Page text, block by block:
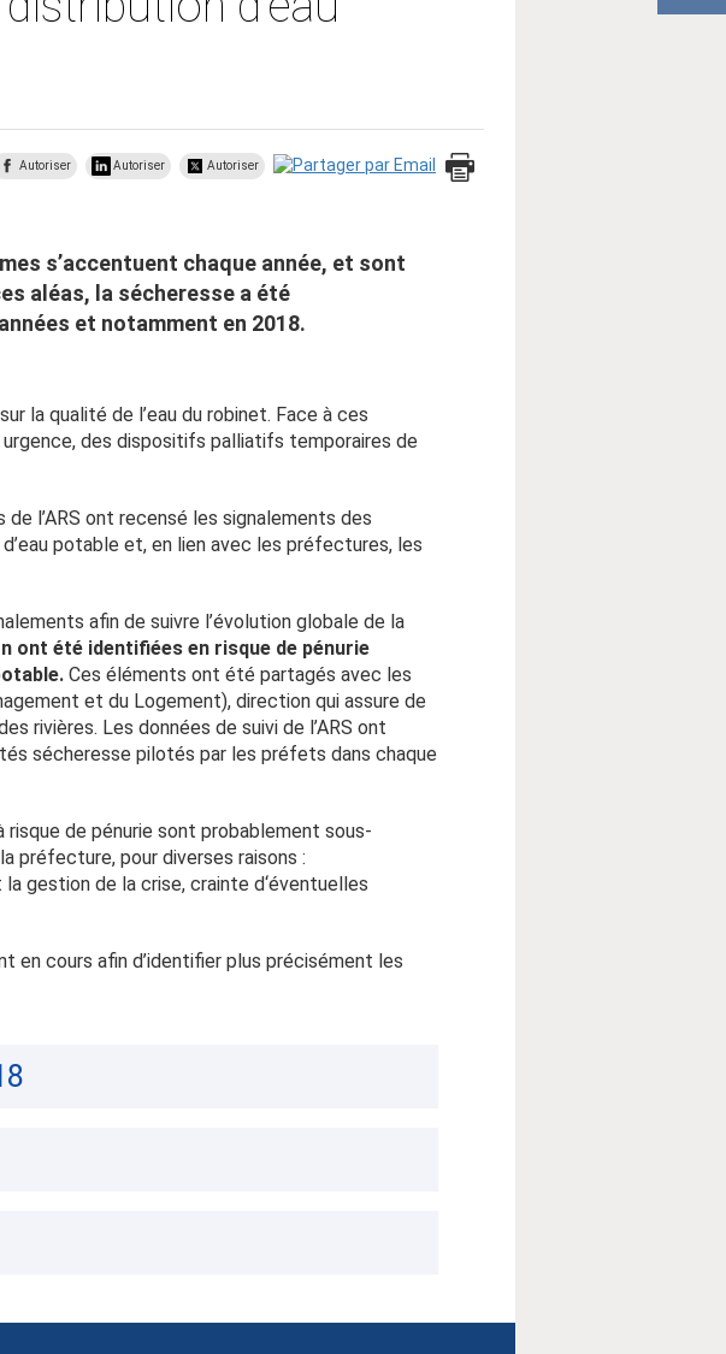
Autoriser Autoriser Autoriser
s’accentuent chaque année, et sont
aléas, la sécheresse a été
et notamment en 2018.
la qualité de l’eau du robinet. Face à ces
des dispositifs palliatifs temporaires de
l’ARS ont recensé les signalements des
potable et, en lien avec les préfectures, les
afin de suivre l’évolution globale de la
ont été identifiées en risque de pénurie
Ces éléments ont été partagés avec les
et du Logement), direction qui assure de
rivières. Les données de suivi de l’ARS ont
sécheresse pilotés par les préfets dans chaque
de pénurie sont probablement sous-
préfecture, pour diverses raisons :
gestion de la crise, crainte d‘éventuelles
en cours afin d’identifier plus précisément les